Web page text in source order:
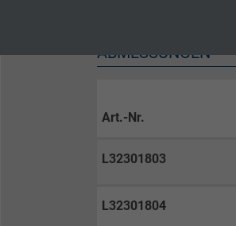
Optin-Einstellungen.
ABMESSUNGEN
Art.-Nr.
L32301803
L32301804